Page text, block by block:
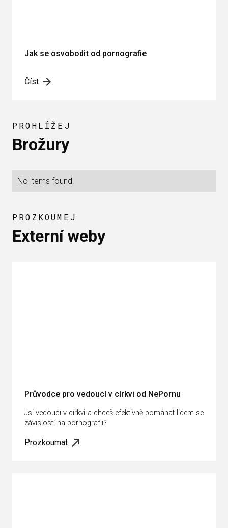
Jak se osvobodit od pornografie
Číst
PROHLÍŽEJ
Brožury
No items found.
PROZKOUMEJ
Externí weby
Průvodce pro vedoucí v církvi od NePornu
Jsi vedoucí v církvi a chceš efektivně pomáhat lidem se
závislostí na pornografii?
Prozkoumat